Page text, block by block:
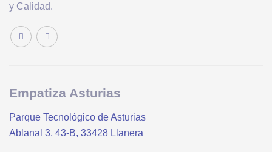
y Calidad.
Empatiza Asturias
Parque Tecnológico de Asturias
Ablanal 3, 43-B, 33428 Llanera